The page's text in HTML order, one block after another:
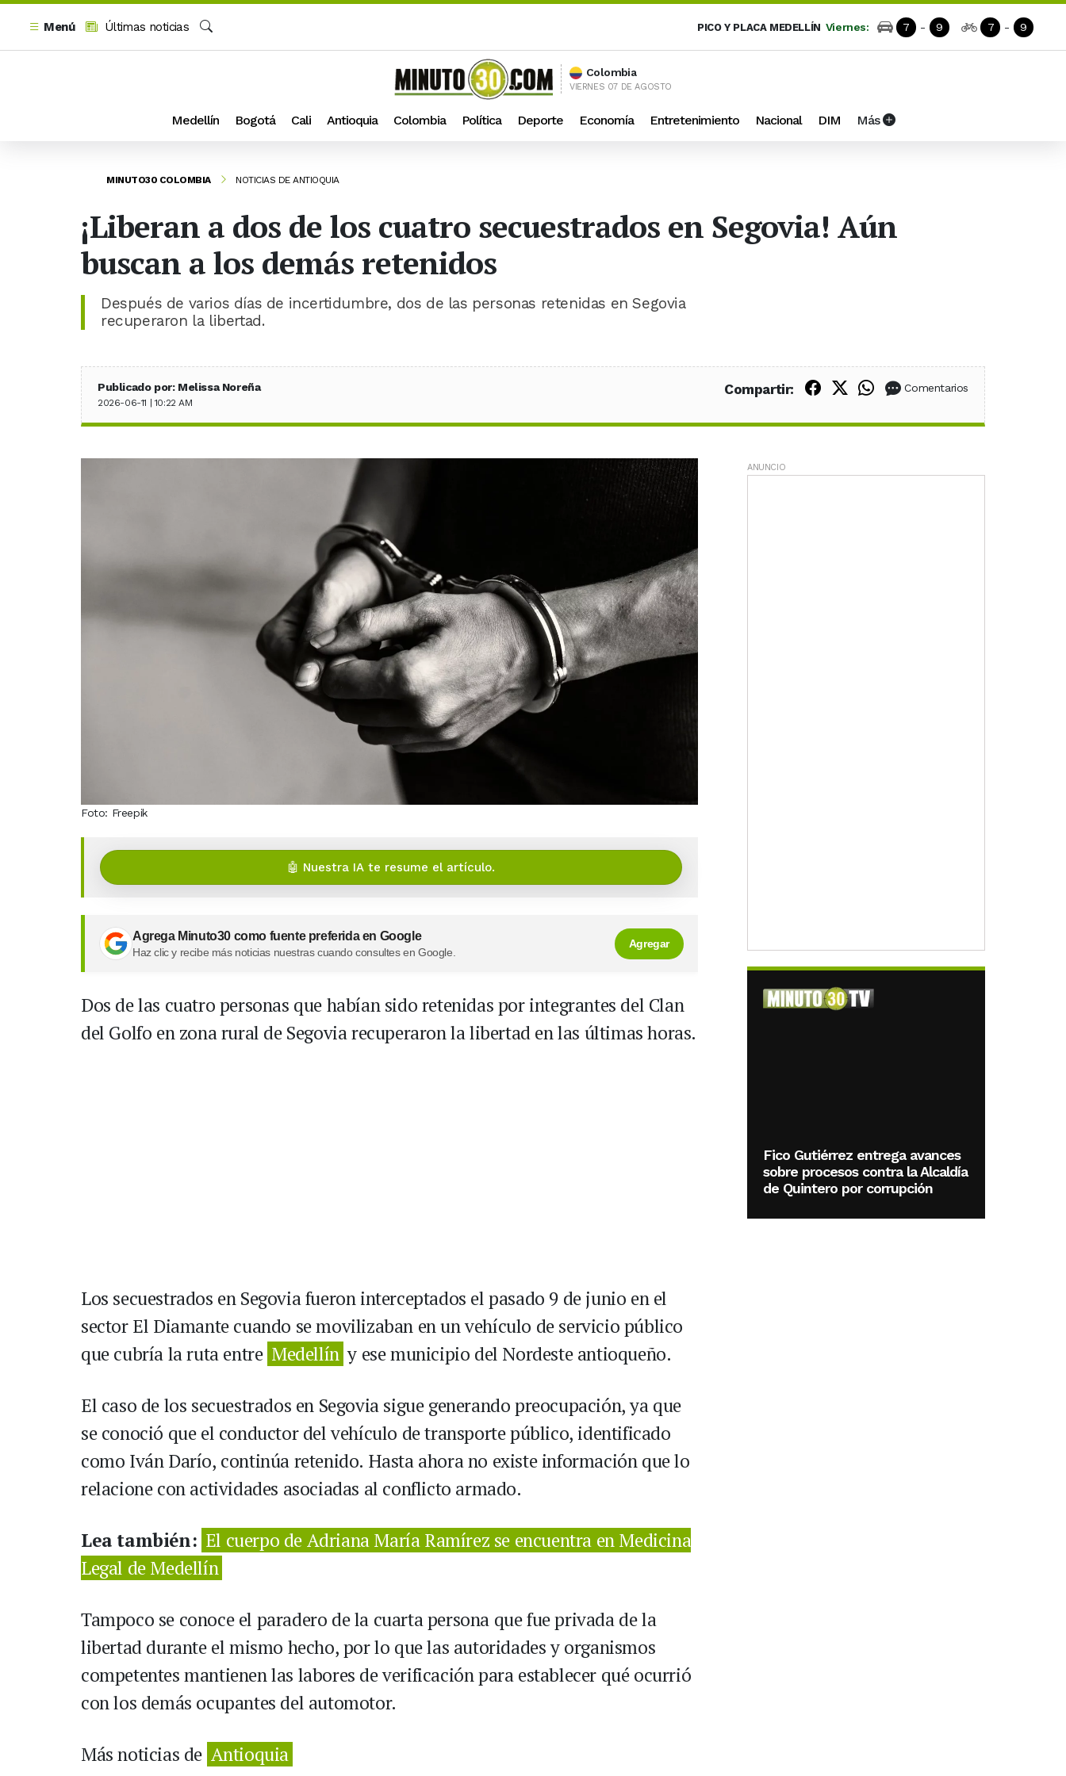
Menú
Últimas noticias
PICO Y PLACA MEDELLÍN Viernes: 7 - 9 7 - 9
Colombia
VIERNES 07 DE AGOSTO
Medellín Bogotá Cali Antioquia Colombia Política Deporte Economía Entretenimiento Nacional DIM Más
MINUTO30 COLOMBIA NOTICIAS DE ANTIOQUIA
¡Liberan a dos de los cuatro secuestrados en Segovia! Aún
buscan a los demás retenidos
Después de varios días de incertidumbre, dos de las personas retenidas en Segovia
recuperaron la libertad.
Publicado por: Melissa Noreña
2026-06-11 | 10:22 AM
Compartir: Compartir en Facebook
Compartir en X (Twitter)
Compartir en WhatsApp
Comentarios
Foto: Freepik
🤖 Nuestra IA te resume el artículo.
Agrega Minuto30 como fuente preferida en Google
Haz clic y recibe más noticias nuestras cuando consultes en Google.
Agregar
Dos de las cuatro personas que habían sido retenidas por integrantes del Clan
del Golfo en zona rural de Segovia recuperaron la libertad en las últimas horas.
Los secuestrados en Segovia fueron interceptados el pasado 9 de junio en el
sector El Diamante cuando se movilizaban en un vehículo de servicio público
que cubría la ruta entre Medellín y ese municipio del Nordeste antioqueño.
El caso de los secuestrados en Segovia sigue generando preocupación, ya que
se conoció que el conductor del vehículo de transporte público, identificado
como Iván Darío, continúa retenido. Hasta ahora no existe información que lo
relacione con actividades asociadas al conflicto armado.
Lea también: El cuerpo de Adriana María Ramírez se encuentra en Medicina
Legal de Medellín
Tampoco se conoce el paradero de la cuarta persona que fue privada de la
libertad durante el mismo hecho, por lo que las autoridades y organismos
competentes mantienen las labores de verificación para establecer qué ocurrió
con los demás ocupantes del automotor.
Más noticias de Antioquia
ANUNCIO
Fico Gutiérrez entrega avances
sobre procesos contra la Alcaldía
de Quintero por corrupción